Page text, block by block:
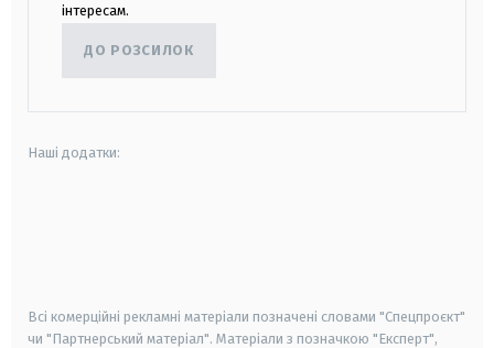
інтересам.
ДО РОЗСИЛОК
Наші додатки:
Всі комерційні рекламні матеріали позначені словами "Спецпроєкт"
чи "Партнерський матеріал". Матеріали з позначкою "Експерт",